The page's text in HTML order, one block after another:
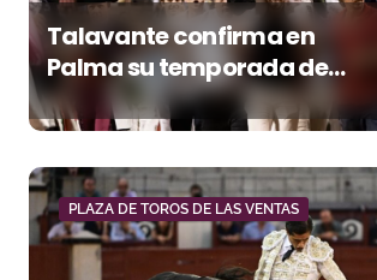
Talavante confirma en
Palma su temporada de
figura y el palco niega el
premio a Roca Rey
PLAZA DE TOROS DE LAS VENTAS